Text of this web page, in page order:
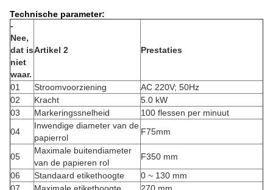
Technische parameter:
-
Nee,
dat is
niet
waar.
Artikel 2 Prestaties
01 Stroomvoorziening
AC 220V; 50Hz
02
Kracht
5.0 kW
03
Markeringssnelheid
100 flessen per minuut
04
Inwendige diameter van de
papierrol
F75mm
05
Maximale buitendiameter
van de papieren rol
F350 mm
06
Standaard etikethoogte
0 ~ 130 mm
07
Maximale etikethoogte 270 mm